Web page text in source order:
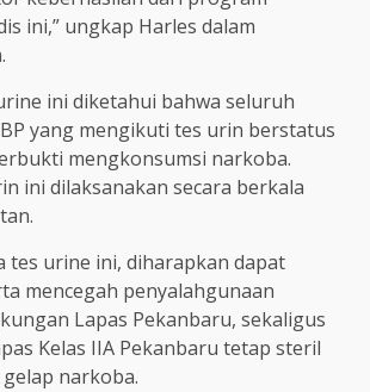
ini,” ungkap Harles dalam
ini diketahui bahwa seluruh
yang mengikuti tes urin berstatus
mengkonsumsi narkoba.
ini dilaksanakan secara berkala
tes urine ini, diharapkan dapat
mencegah penyalahgunaan
Lapas Pekanbaru, sekaligus
Kelas IIA Pekanbaru tetap steril
narkoba.